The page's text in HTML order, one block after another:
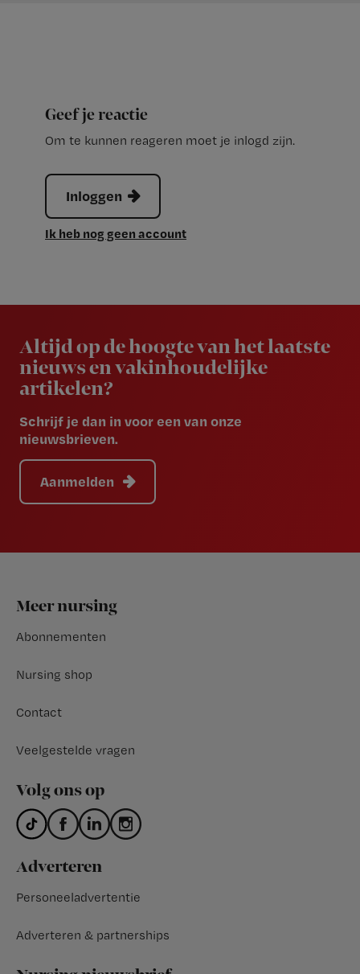
Geef je reactie
Om te kunnen reageren moet je inlogd zijn.
Inloggen
Ik heb nog geen account
Altijd op de hoogte van het laatste
nieuws en vakinhoudelijke
artikelen?
Schrijf je dan in voor een van onze
nieuwsbrieven.
Aanmelden
Footer
Meer nursing
Abonnementen
Nursing shop
Contact
Veelgestelde vragen
Volg ons op
Adverteren
Personeeladvertentie
Adverteren & partnerships